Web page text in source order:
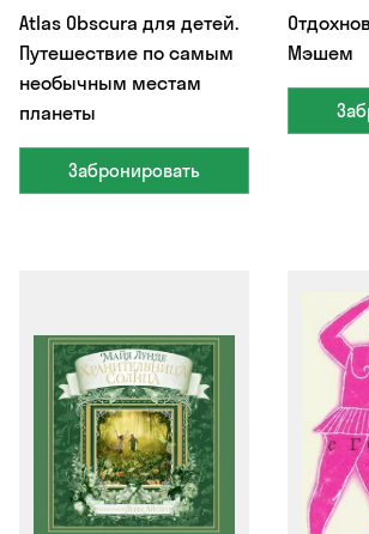
Atlas Obscura для детей.
Путешествие по самым
необычным местам
планеты
Забронировать
Мэшем